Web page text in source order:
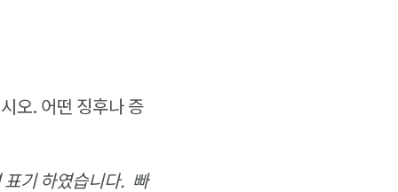
오. 어떤 징후나 증
표기 하였습니다. 빠